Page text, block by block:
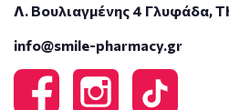
Λ. Βουλιαγμένης 4 Γλυφάδα,
info@smile-pharmacy.gr